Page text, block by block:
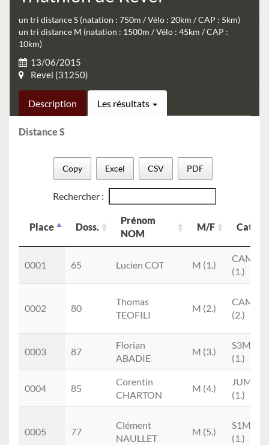
un tri distance S (natation : 750m / Vélo : 20km / CAP : 5km)
un tri distance M (natation : 1500m / Vélo : 45km / CAP :
10km)
13/06/2015
Revel (31250)
Description Les résultats
Distance S
Copy Excel CSV PDF
Rechercher :
Place Doss.
Prénom
NOM
M/F Cat.
NOM
Cat.
0001
65 Lucien COT M (1.)
CAM
(1.)
0002 80
Thomas
TEOFILI
M (2.)
CAM
(2.)
0003 87
Florian
ABADIE
M (3.)
S3M
(1.)
0004 85
Corentin
CHARTON
M (4.)
JUM
(1.)
0005 77
Clément
NAULLET
M (5.)
S1M
(1.)